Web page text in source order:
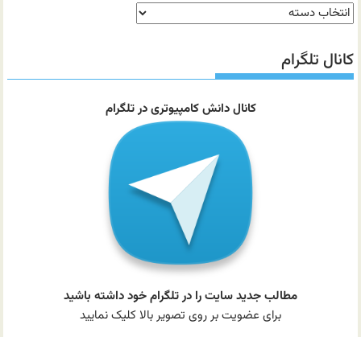
دسته‌بندی
مطالب
سایت
کانال تلگرام
کانال دانش کامپیوتری در تلگرام
مطالب جدید سایت را در تلگرام خود داشته باشید
برای عضویت بر روی تصویر بالا کلیک نمایید